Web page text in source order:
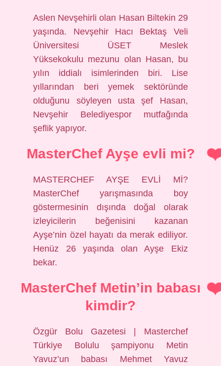
Aslen Nevşehirli olan Hasan Biltekin 29
yaşında. Nevşehir Hacı Bektaş Veli
Üniversitesi ÜSET Meslek
Yüksekokulu mezunu olan Hasan, bu
yılın iddialı isimlerinden biri. Lise
yıllarından beri yemek sektöründe
olduğunu söyleyen usta şef Hasan,
Nevşehir Belediyespor mutfağında
şeflik yapıyor.
MasterChef Ayşe evli mi?
MASTERCHEF AYŞE EVLİ Mİ?
MasterChef yarışmasında boy
göstermesinin dışında doğal olarak
izleyicilerin beğenisini kazanan
Ayşe’nin özel hayatı da merak ediliyor.
Henüz 26 yaşında olan Ayşe Ekiz
bekar.
MasterChef Metin’in babası
kimdir?
Özgür Bolu Gazetesi | Masterchef
Türkiye Bolulu şampiyonu Metin
Yavuz’un babası Mehmet Yavuz